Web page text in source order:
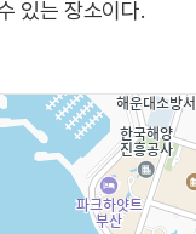
있는 장소이다.